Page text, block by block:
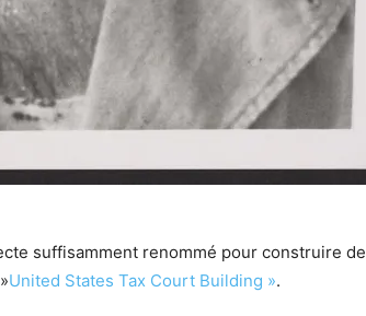
suffisamment renommé pour construire de
United States Tax Court Building ».